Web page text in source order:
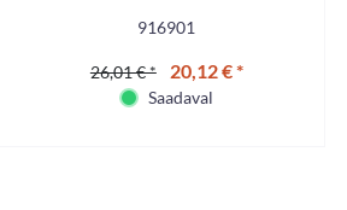
916901
26,01 € * 20,12 € *
Saadaval